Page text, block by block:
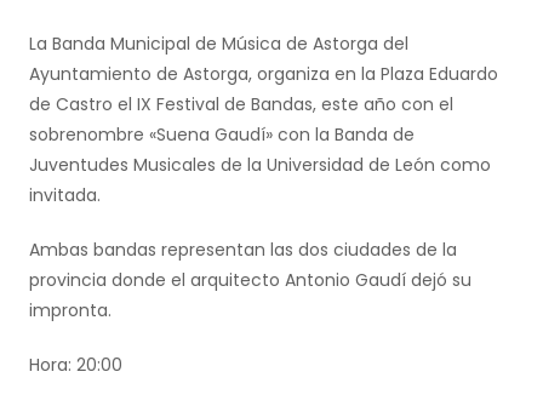
La Banda Municipal de Música de Astorga del
Ayuntamiento de Astorga, organiza en la Plaza Eduardo
de Castro el IX Festival de Bandas, este año con el
sobrenombre «Suena Gaudí» con la Banda de
Juventudes Musicales de la Universidad de León como
invitada.
Ambas bandas representan las dos ciudades de la
provincia donde el arquitecto Antonio Gaudí dejó su
impronta.
Hora: 20:00